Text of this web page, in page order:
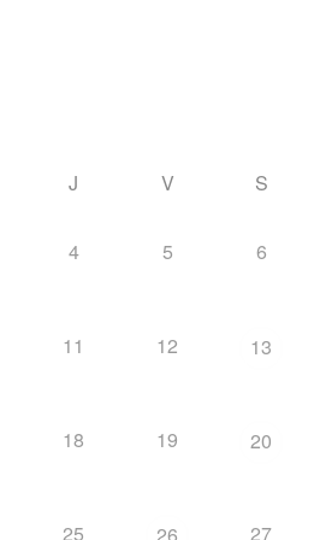
J V S
4 5 6
11 12 13
18 19 20
25 26 27